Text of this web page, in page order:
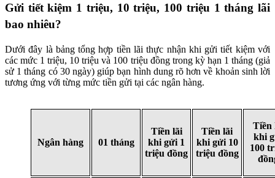
Gửi tiết kiệm 1 triệu, 10 triệu, 100 triệu 1 tháng lãi
bao nhiêu?
Dưới đây là bảng tổng hợp tiền lãi thực nhận khi gửi tiết kiệm với
các mức 1 triệu, 10 triệu và 100 triệu đồng trong kỳ hạn 1 tháng (giả
sử 1 tháng có 30 ngày) giúp bạn hình dung rõ hơn về khoản sinh lời
tương ứng với từng mức tiền gửi tại các ngân hàng.
Ngân hàng 01 tháng
Tiền lãi
khi gửi 1
triệu đồng
Tiền lãi
khi gửi 10
triệu đồng
Tiền
khi
100